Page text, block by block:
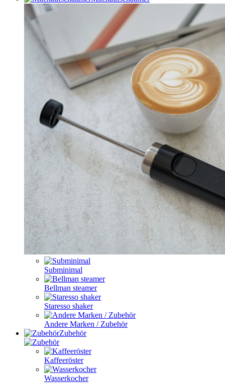
Subminimal
Bellman steamer
Staresso shaker
Andere Marken / Zubehör
Zubehör
Kaffeeröster
Wasserkocher